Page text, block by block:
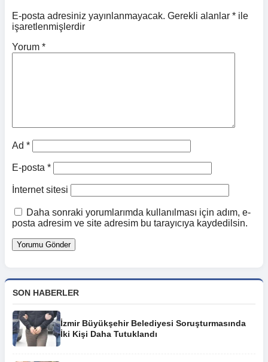
E-posta adresiniz yayınlanmayacak. Gerekli alanlar * ile
işaretlenmişlerdir
Yorum *
Ad *
E-posta *
İnternet sitesi
Daha sonraki yorumlarımda kullanılması için adım, e-
posta adresim ve site adresim bu tarayıcıya kaydedilsin.
SON HABERLER
İzmir Büyükşehir Belediyesi Soruşturmasında
İki Kişi Daha Tutuklandı